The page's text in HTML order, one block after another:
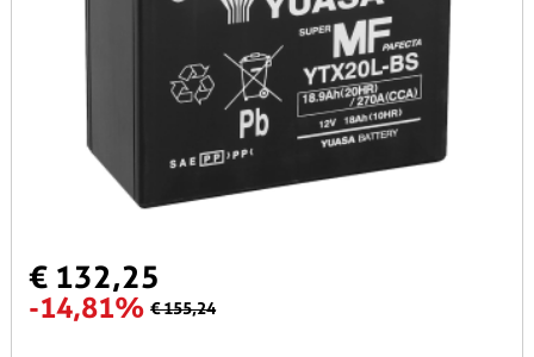
€ 132,25
-14,81% € 155,24